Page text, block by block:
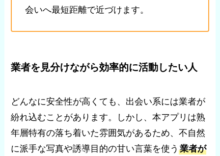
会いへ最短距離で近づけます。
業者を見分けながら効率的に活動したい人
どんなに安全性が高くても、出会い系には業者が
紛れ込むことがあります。しかし、本アプリは熟
年層特有の落ち着いた雰囲気があるため、不自然
に派手な写真や誘導目的の甘い言葉を使う業者が